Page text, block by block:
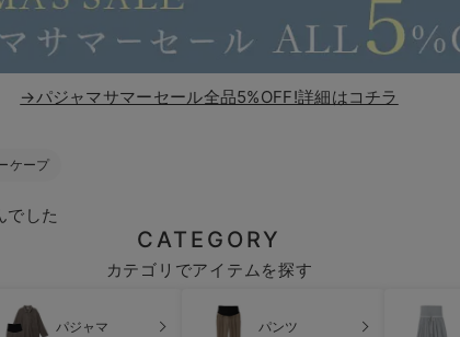
→パジャマサマーセール全品5%OFF!詳細はコチラ
ケープ
でした
CATEGORY
カテゴリでアイテムを探す
パジャマ パンツ